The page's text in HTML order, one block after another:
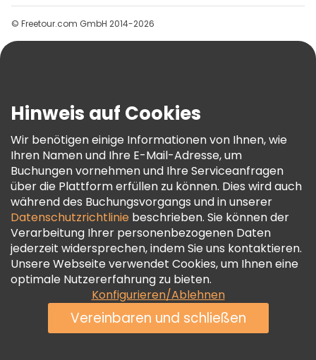
Gruppen
Hilfe
AGB Und Rechtliches
Cookie-Richtlinie
Freetour Auszeichnungen
Treueprogramm
© Freetour.com GmbH 2014-2026
Hinweis auf Cookies
Wir benötigen einige Informationen von Ihnen, wie
Ihren Namen und Ihre E-Mail-Adresse, um
Buchungen vornehmen und Ihre Serviceanfragen
über die Plattform erfüllen zu können. Dies wird auch
während des Buchungsvorgangs und in unserer
Datenschutzrichtlinie beschrieben. Sie können der
Verarbeitung Ihrer personenbezogenen Daten
jederzeit widersprechen, indem Sie uns kontaktieren.
Unsere Webseite verwendet Cookies, um Ihnen eine
optimale Nutzererfahrung zu bieten.
Konfigurieren/Ablehnen
Vereinbaren und schließen